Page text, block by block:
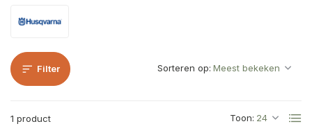
Filter
1 product Toon:
Sorteren op: